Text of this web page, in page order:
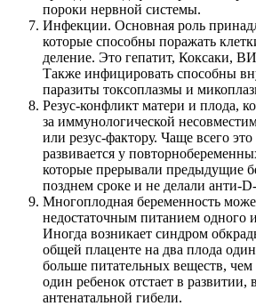
пороки нервной системы.
Инфекции. Основная роль
которые способны поражать
деление. Это гепатит, Коксаки,
Также инфицировать способны
паразиты токсоплазмы и
Резус-конфликт матери и плода,
за иммунологической
или резус-фактору. Чаще всего это
развивается у
которые прерывали предыдущие
позднем сроке и не делали анти-
Многоплодная беременность
недостаточным питанием одного
Иногда возникает синдром
общей плаценте на два плода
больше питательных веществ,
один ребенок отстает в развитии,
антенатальной гибели.